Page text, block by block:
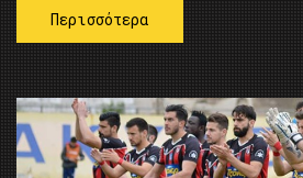
Περισσότερα